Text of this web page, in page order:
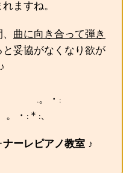
ますね。
曲に向き合って弾き
と妥協がなくなり欲が
:`★ .。・:
。・:＊:、
ーレピアノ教室 ♪